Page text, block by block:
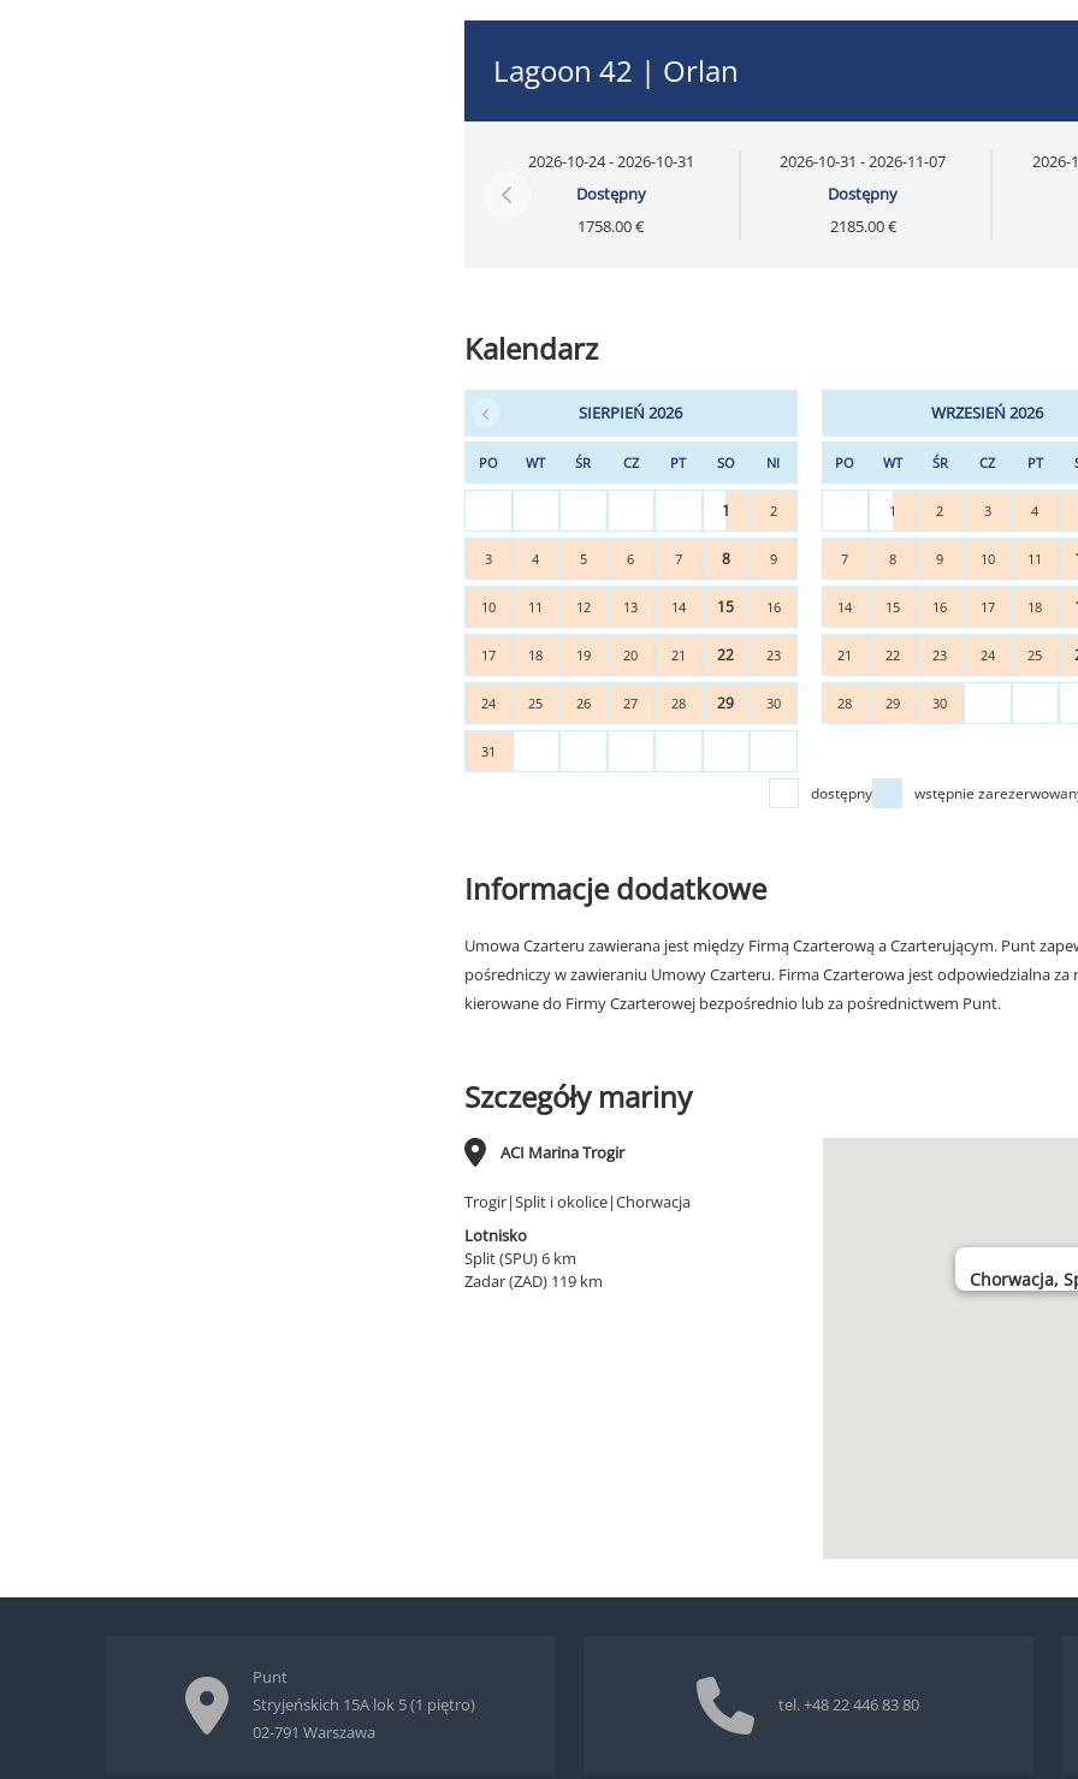
Lagoon 42 | Orlan
2026-10-24 - 2026-10-31
Dostępny
1758.00 €
2026-10-31 - 2026-11-07
Dostępny
2185.00 €
2026-
Kalendarz
SIERPIEŃ 2026
PO WT ŚR CZ PT SO NI
1 2
3 4 5 6 7 8 9
10 11 12 13 14 15 16
17 18 19 20 21 22 23
24 25 26 27 28 29 30
31
WRZESIEŃ 2026
PO WT ŚR CZ PT
1 2 3 4
7 8 9 10 11
14 15 16 17 18
21 22 23 24 25
28 29 30
dostępny wstępnie
Informacje dodatkowe
Umowa Czarteru zawierana jest między Firmą Czarterową a Czarterującym. Punt
pośredniczy w zawieraniu Umowy Czarteru. Firma Czarterowa jest odpowiedzialna
kierowane do Firmy Czarterowej bezpośrednio lub za pośrednictwem Punt.
Szczegóły mariny
ACI Marina Trogir
Trogir|Split i okolice|Chorwacja
Lotnisko
Split (SPU) 6 km
Zadar (ZAD) 119 km
Chorwacja,
Punt
Stryjeńskich 15A lok 5 (1 piętro)
02-791 Warszawa
tel.+48 22 446 83 80